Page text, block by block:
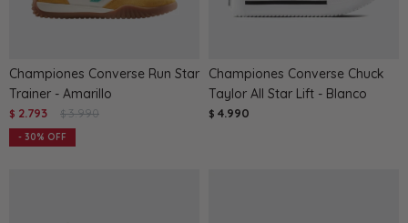
Championes Converse Run Star
Trainer - Amarillo
$ 2.793 $ 3.990
30
Championes Converse Chuck
Taylor All Star Lift - Blanco
$ 4.990